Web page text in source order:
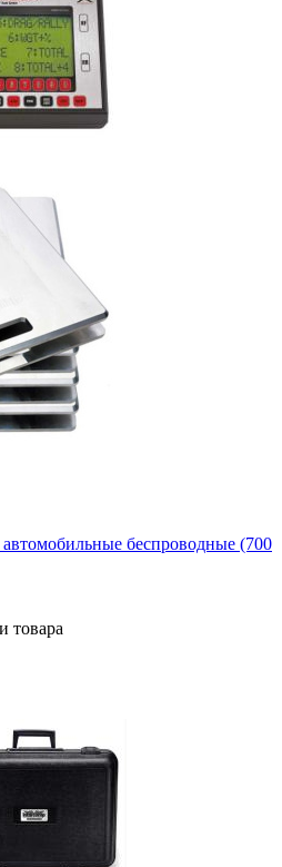
беспроводные (700
товара